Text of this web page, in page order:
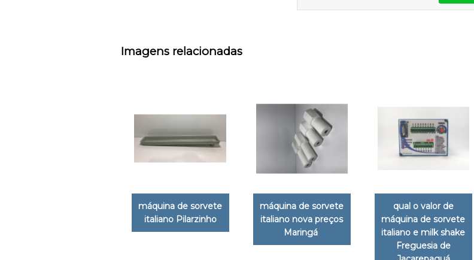
Imagens relacionadas
máquina de sorvete
italiano Pilarzinho
máquina de sorvete
italiano nova preços
Maringá
qual o valor de
máquina de sorvete
italiano e milk shake
Freguesia de